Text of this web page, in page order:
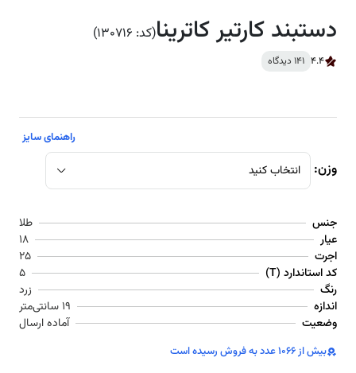
دستبند کارتیر کاترینا(کد: 130716)
4.4 141 دیدگاه
راهنمای سایز
وزن: انتخاب کنید
جنس
طلا
عیار
18
اجرت
25
کد استاندارد (T)
5
رنگ
زرد
اندازه
19 سانتی‌متر
وضعیت
آماده ارسال
بیش از 1066 عدد به فروش رسیده است